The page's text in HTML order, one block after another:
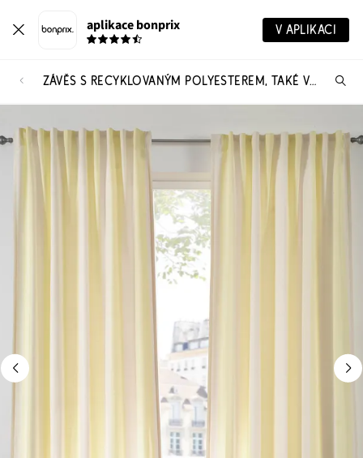
aplikace bonprix V APLIKACI
ZÁVĚS S RECYKLOVANÝM POLYESTEREM, TAKÉ V EXTRA DÉLCE (1 KS V BALENÍ)